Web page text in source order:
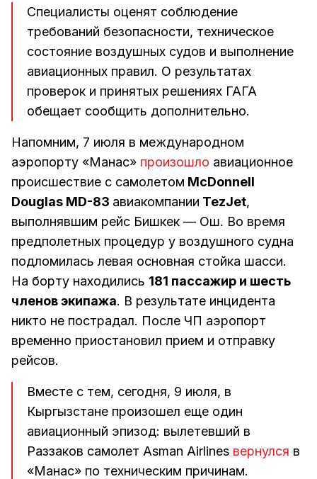
Специалисты оценят соблюдение
требований безопасности, техническое
состояние воздушных судов и выполнение
авиационных правил. О результатах
проверок и принятых решениях ГАГА
обещает сообщить дополнительно.
Напомним, 7 июля в международном
аэропорту «Манас» произошло авиационное
происшествие с самолетом McDonnell
Douglas MD-83 авиакомпании TezJet,
выполнявшим рейс Бишкек — Ош. Во время
предполетных процедур у воздушного судна
подломилась левая основная стойка шасси.
На борту находились 181 пассажир и шесть
членов экипажа. В результате инцидента
никто не пострадал. После ЧП аэропорт
временно приостановил прием и отправку
рейсов.
Вместе с тем, сегодня, 9 июля, в
Кыргызстане произошел еще один
авиационный эпизод: вылетевший в
Раззаков самолет Asman Airlines вернулся в
«Манас» по техническим причинам.